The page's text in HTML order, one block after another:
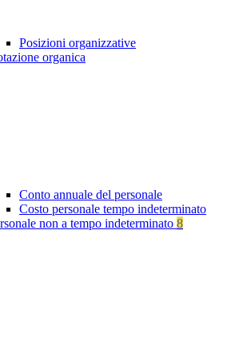
Posizioni organizzative
organica
Conto annuale del personale
Costo personale tempo indeterminato
non a tempo indeterminato 8